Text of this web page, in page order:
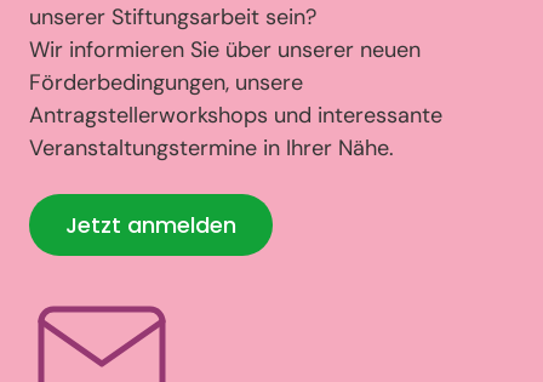
unserer Stiftungsarbeit sein?
Wir informieren Sie über unserer neuen
Förderbedingungen, unsere
Antragstellerworkshops und interessante
Veranstaltungstermine in Ihrer Nähe.
Jetzt anmelden